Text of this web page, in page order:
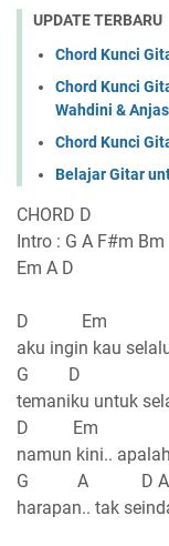
UPDATE TERBARU
Chord Kunci
Chord Kunci
Wahdini &
Chord Kunci
Belajar Gitar
CHORD D
Intro : G A F#m Bm
Em A D
D Em
aku ingin kau
G D
temaniku untuk
D Em
namun kini..
G A D A
harapan.. tak